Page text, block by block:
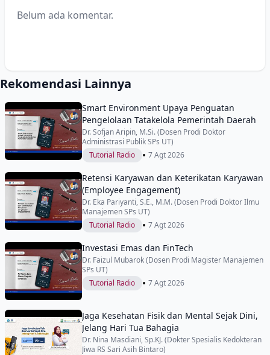
Belum ada komentar.
Rekomendasi Lainnya
Smart Environment Upaya Penguatan
Pengelolaan Tatakelola Pemerintah Daerah
Dr. Sofjan Aripin, M.Si. (Dosen Prodi Doktor
Administrasi Publik SPs UT)
Tutorial Radio
• 7 Agt 2026
Retensi Karyawan dan Keterikatan Karyawan
(Employee Engagement)
Dr. Eka Pariyanti, S.E., M.M. (Dosen Prodi Doktor Ilmu
Manajemen SPs UT)
Tutorial Radio
• 7 Agt 2026
Investasi Emas dan FinTech
Dr. Faizul Mubarok (Dosen Prodi Magister Manajemen
SPs UT)
Tutorial Radio
• 7 Agt 2026
Jaga Kesehatan Fisik dan Mental Sejak Dini,
Jelang Hari Tua Bahagia
Dr. Nina Masdiani, Sp.KJ. (Dokter Spesialis Kedokteran
Jiwa RS Sari Asih Bintaro)